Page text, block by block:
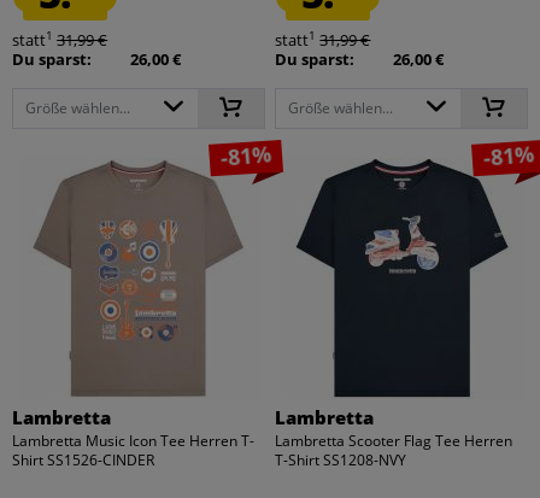
statt1 31,99 €
Du sparst:
26,00 €
Größe wählen...
statt1 31,99 €
Du sparst:
26,00 €
Größe wählen...
-81%
Lambretta
Lambretta Music Icon Tee Herren T-
Shirt SS1526-CINDER
-81%
Lambretta
Lambretta Scooter Flag Tee Herren
T-Shirt SS1208-NVY